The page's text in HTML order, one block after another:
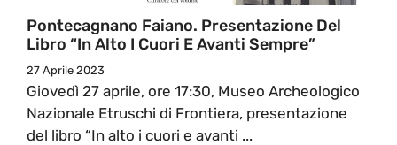
Pontecagnano Faiano. Presentazione Del
Libro “In Alto I Cuori E Avanti Sempre”
27 Aprile 2023
Giovedì 27 aprile, ore 17:30, Museo Archeologico
Nazionale Etruschi di Frontiera, presentazione
del libro “In alto i cuori e avanti ...